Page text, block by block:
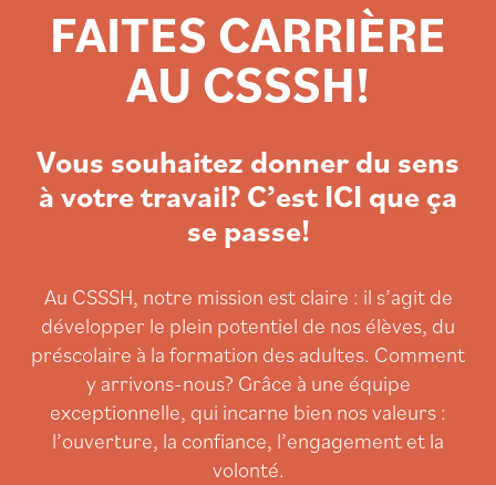
FAITES CARRIÈRE
AU CSSSH!
Vous souhaitez donner du sens
à votre travail? C’est ICI que ça
se passe!
Au CSSSH, notre mission est claire : il s’agit de
développer le plein potentiel de nos élèves, du
préscolaire à la formation des adultes. Comment
y arrivons-nous? Grâce à une équipe
exceptionnelle, qui incarne bien nos valeurs :
l’ouverture, la confiance, l’engagement et la
volonté.